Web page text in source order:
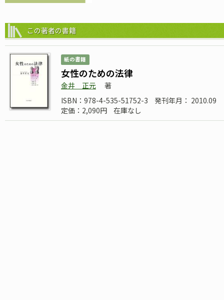
この著者の書籍
紙の書籍
女性のための法律
金井 正元
著
ISBN：978-4-535-51752-3
発刊年月： 2010.09
定価：2,090円
在庫なし